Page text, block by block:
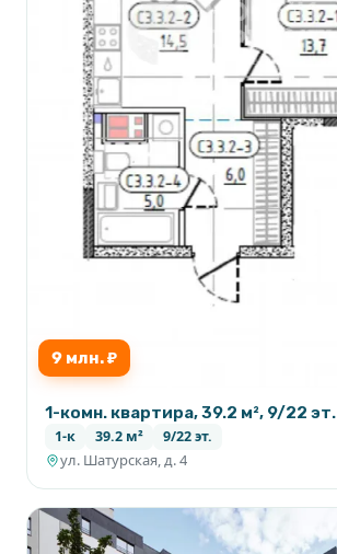
9 млн. ₽
1-комн. квартира, 39.2 м², 9/22 эт.
1-к 39.2 м² 9/22 эт.
ул. Шатурская, д. 4